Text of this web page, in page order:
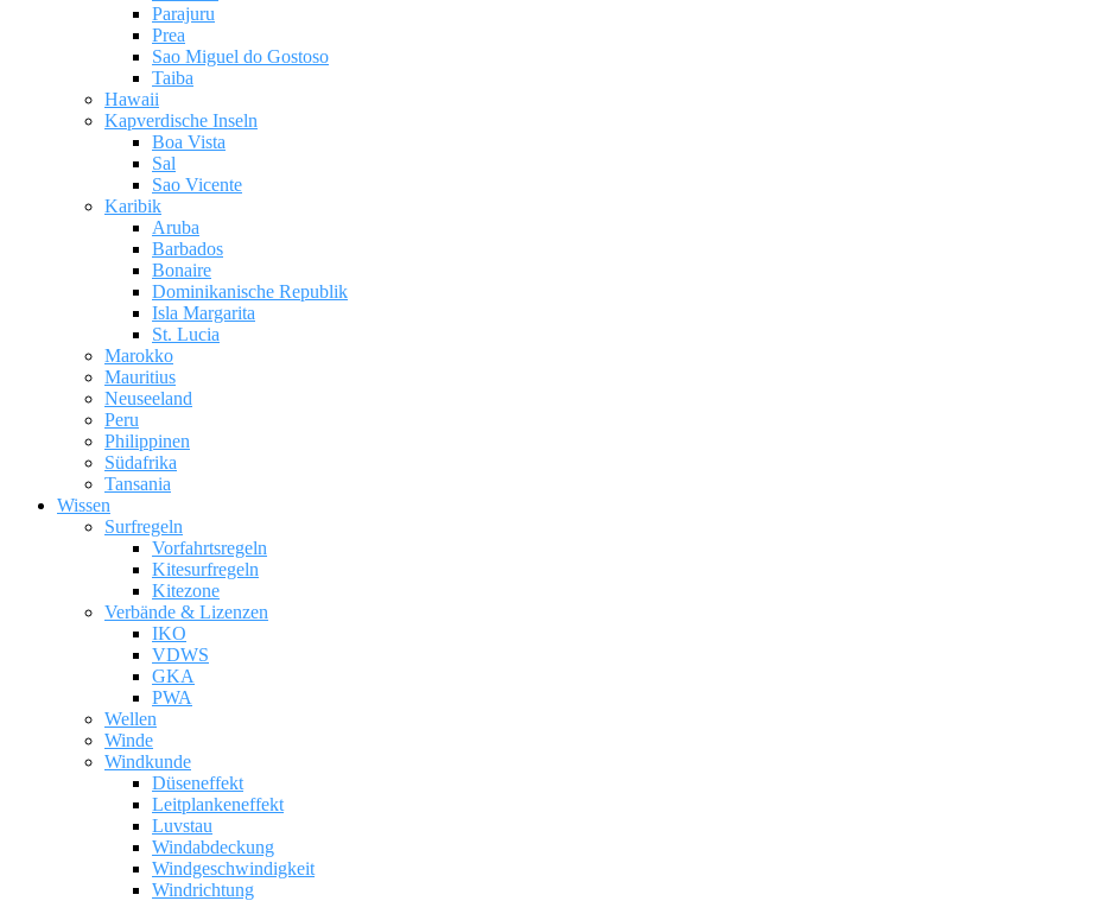
Parajuru
Prea
Sao Miguel do Gostoso
Taiba
Hawaii
Kapverdische Inseln
Boa Vista
Sal
Sao Vicente
Karibik
Aruba
Barbados
Bonaire
Dominikanische Republik
Isla Margarita
St. Lucia
Marokko
Mauritius
Neuseeland
Peru
Philippinen
Südafrika
Tansania
Wissen
Surfregeln
Vorfahrtsregeln
Kitesurfregeln
Kitezone
Verbände & Lizenzen
IKO
VDWS
GKA
PWA
Wellen
Winde
Windkunde
Düseneffekt
Leitplankeneffekt
Luvstau
Windabdeckung
Windgeschwindigkeit
Windrichtung